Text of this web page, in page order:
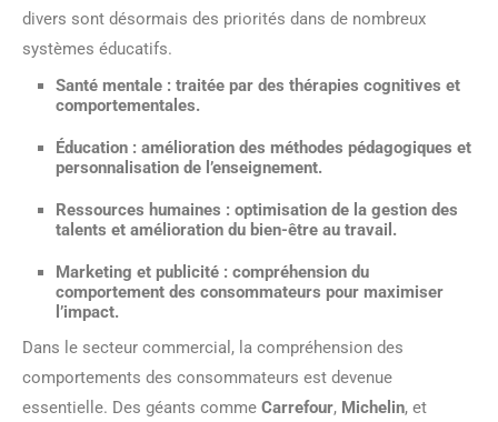
divers sont désormais des priorités dans de nombreux
systèmes éducatifs.
Santé mentale : traitée par des thérapies cognitives et
comportementales.
Éducation : amélioration des méthodes pédagogiques et
personnalisation de l’enseignement.
Ressources humaines : optimisation de la gestion des
talents et amélioration du bien-être au travail.
Marketing et publicité : compréhension du
comportement des consommateurs pour maximiser
l’impact.
Dans le secteur commercial, la compréhension des
comportements des consommateurs est devenue
essentielle. Des géants comme Carrefour, Michelin, et